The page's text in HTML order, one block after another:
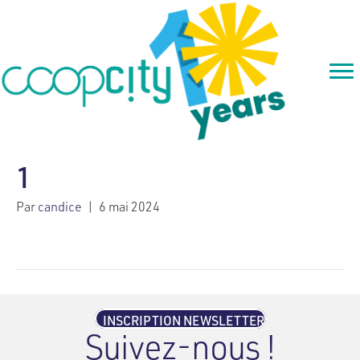
1
Parcandice | 6 mai 2024
INSCRIPTION NEWSLETTER
Suivez-nous !